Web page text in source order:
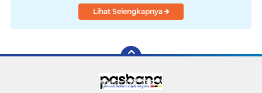
Lihat Selengkapnya